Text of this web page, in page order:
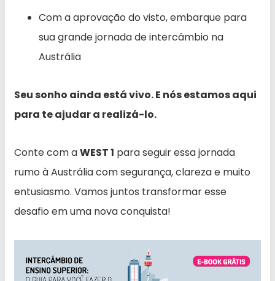
Com a aprovação do visto, embarque para
sua grande jornada de intercâmbio na
Austrália
Seu sonho ainda está vivo. E nós estamos aqui
para te ajudar a realizá-lo.
Conte com aWEST 1 para seguir essa jornada
rumo à Austrália com segurança, clareza e muito
entusiasmo. Vamos juntos transformar esse
desafio em uma nova conquista!